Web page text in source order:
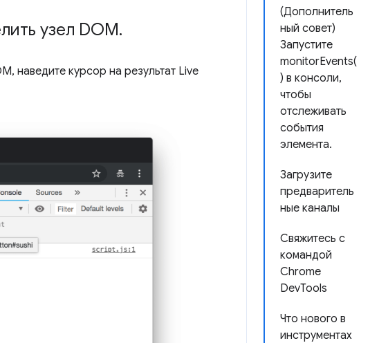
(Дополнитель
ный совет)
Запустите
monitorEvents(
) в консоли,
чтобы
отслеживать
события
элемента.
Загрузите
предваритель
ные каналы
Свяжитесь с
командой
Chrome
DevTools
Что нового в
инструментах
узел DOM.
наведите курсор на результат Live